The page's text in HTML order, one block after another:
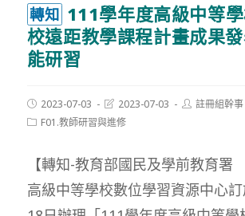
轉知 111學年度高級中等
校遠距教學課程計畫成果
能研習
Post
published:
2023-07-03
Post
last
modified:
2023-07-03
Post註冊組幹事
PostF01.教師研習與進修
【轉知-教育部國民及學前教育
高級中等學校數位學習資源中心